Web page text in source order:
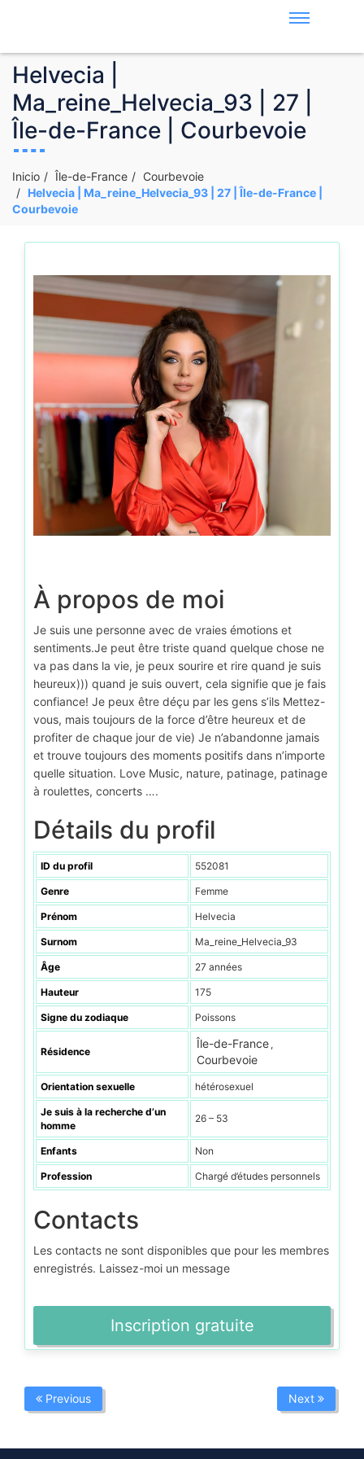
Helvecia |
Ma_reine_Helvecia_93 | 27 |
Île-de-France | Courbevoie
Inicio Île-de-France
Courbevoie
Helvecia | Ma_reine_Helvecia_93 | 27 | Île-de-France |
Courbevoie
À propos de moi
Je suis une personne avec de vraies émotions et
sentiments.Je peut être triste quand quelque chose ne
va pas dans la vie, je peux sourire et rire quand je suis
heureux))) quand je suis ouvert, cela signifie que je fais
confiance! Je peux être déçu par les gens s’ils Mettez-
vous, mais toujours de la force d’être heureux et de
profiter de chaque jour de vie) Je n’abandonne jamais
et trouve toujours des moments positifs dans n’importe
quelle situation. Love Music, nature, patinage, patinage
à roulettes, concerts ….
Détails du profil
ID du profil 552081
Genre Femme
Prénom Helvecia
Surnom Ma_reine_Helvecia_93
Âge 27 années
Hauteur 175
Signe du zodiaque Poissons
Résidence
Île-de-France ,
Courbevoie
Orientation sexuelle hétérosexuel
Je suis à la recherche d’un
homme
26 – 53
Enfants Non
Profession Chargé d’études personnels
Contacts
Les contacts ne sont disponibles que pour les membres
enregistrés. Laissez-moi un message
Inscription gratuite
Previous Next